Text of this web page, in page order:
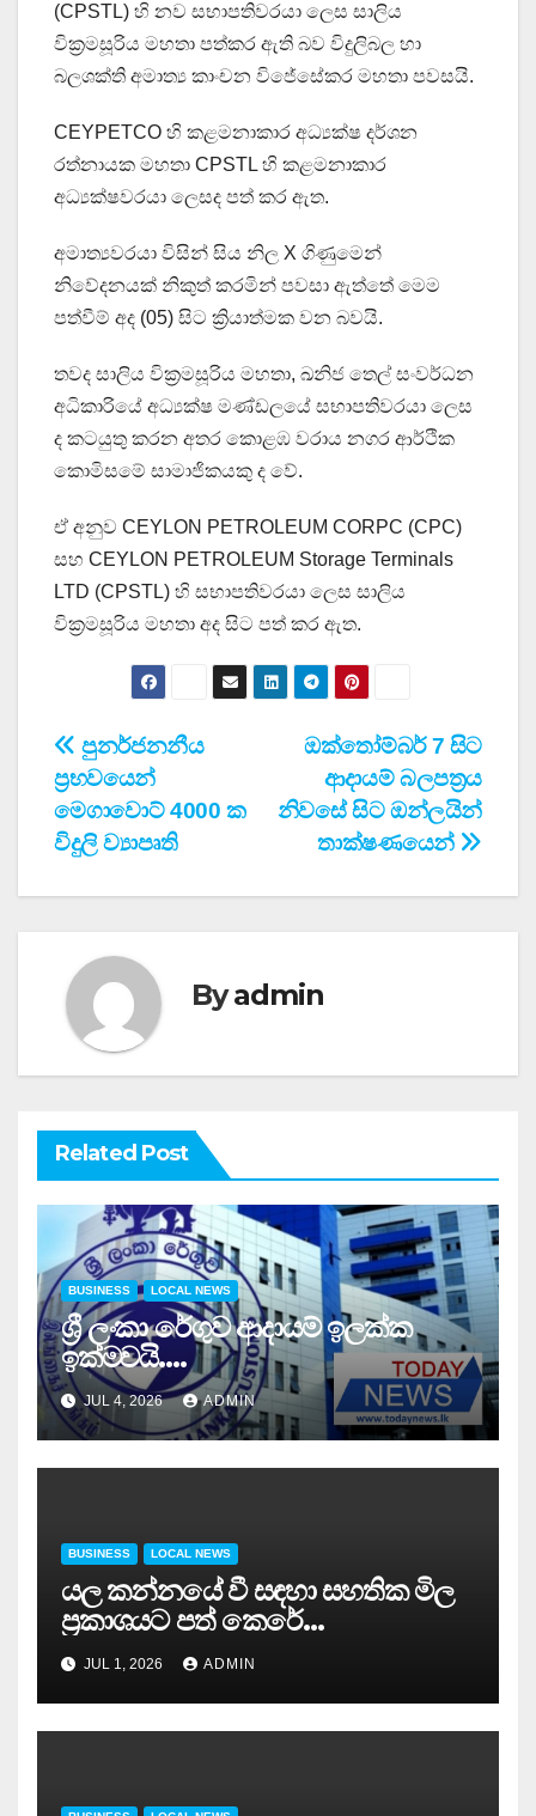
(CPSTL) හි නව සභාපතිවරයා ලෙස සාලිය
වික්‍රමසූරිය මහතා පත්කර ඇති බව විදුලිබල හා
බලශක්ති අමාත්‍ය කාංචන විජේසේකර මහතා පවසයි.
CEYPETCO හි කළමනාකාර අධ්‍යක්ෂ දර්ශන
රත්නායක මහතා CPSTL හි කළමනාකාර
අධ්‍යක්ෂවරයා ලෙසද පත් කර ඇත.
අමාත්‍යවරයා විසින් සිය නිල X ගිණුමෙන්
නිවේදනයක් නිකුත් කරමින් පවසා ඇත්තේ මෙම
පත්වීම් අද (05) සිට ක්‍රියාත්මක වන බවයි.
තවද සාලිය වික්‍රමසූරිය මහතා, ඛනිජ තෙල් සංවර්ධන
අධිකාරියේ අධ්‍යක්ෂ මණ්ඩලයේ සභාපතිවරයා ලෙස
ද කටයුතු කරන අතර කොළඹ වරාය නගර ආර්ථික
කොමිසමේ සාමාජිකයකු ද වේ.
ඒ අනුව CEYLON PETROLEUM CORPC (CPC)
සහ CEYLON PETROLEUM Storage Terminals
LTD (CPSTL) හි සභාපතිවරයා ලෙස සාලිය
වික්‍රමසූරිය මහතා අද සිට පත් කර ඇත.
Post
navigation
ඔක්තෝම්බර් 7 සිට
ආදායම් බලපත්‍රය
නිවසේ සිට ඔන්ලයින්
තාක්ෂණයෙන්
පුනර්ජනනීය
ප්‍රභවයෙන්
මෙගාවොට් 4000 ක
විදුලි ව්‍යාපෘති
Byadmin
Related Post
BUSINESS LOCAL NEWS
ශ්‍රී ලංකා රේගුව ආදායම් ඉලක්ක
ඉක්මවයි….
JUL 4, 2026 ADMIN
BUSINESS LOCAL NEWS
යල කන්නයේ වී සඳහා සහතික මිල
ප්‍රකාශයට පත් කෙරේ…
JUL 1, 2026 ADMIN